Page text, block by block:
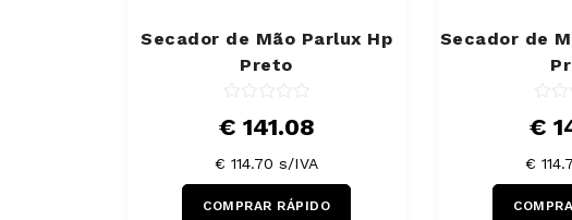
Secador de Mão Parlux Hp
Preto
€ 141.08
€ 114.70 s/IVA
COMPRAR RÁPIDO
Secador de
€
€